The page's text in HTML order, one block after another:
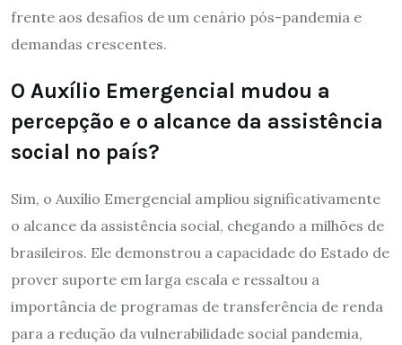
frente aos desafios de um cenário pós-pandemia e
demandas crescentes.
O Auxílio Emergencial mudou a
percepção e o alcance da assistência
social no país?
Sim, o Auxílio Emergencial ampliou significativamente
o alcance da assistência social, chegando a milhões de
brasileiros. Ele demonstrou a capacidade do Estado de
prover suporte em larga escala e ressaltou a
importância de programas de transferência de renda
para a redução da vulnerabilidade social pandemia,